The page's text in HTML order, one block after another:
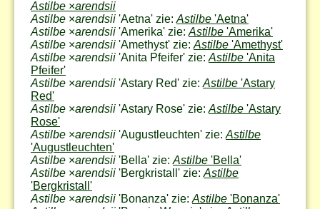
Astilbe ×arendsii
Astilbe ×arendsii 'Aetna' zie: Astilbe 'Aetna'
Astilbe ×arendsii 'Amerika' zie: Astilbe 'Amerika'
Astilbe ×arendsii 'Amethyst' zie: Astilbe 'Amethyst'
Astilbe ×arendsii 'Anita Pfeifer' zie: Astilbe 'Anita
Pfeifer'
Astilbe ×arendsii 'Astary Red' zie: Astilbe 'Astary
Red'
Astilbe ×arendsii 'Astary Rose' zie: Astilbe 'Astary
Rose'
Astilbe ×arendsii 'Augustleuchten' zie: Astilbe
'Augustleuchten'
Astilbe ×arendsii 'Bella' zie: Astilbe 'Bella'
Astilbe ×arendsii 'Bergkristall' zie: Astilbe
'Bergkristall'
Astilbe ×arendsii 'Bonanza' zie: Astilbe 'Bonanza'